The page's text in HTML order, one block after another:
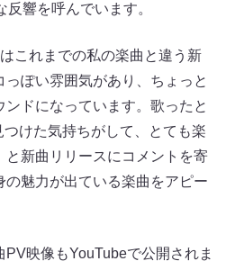
響を呼んでいます。
これまでの私の楽曲と違う新
っぽい雰囲気があり、ちょっと
ドになっています。歌ったと
けた気持ちがして、とても楽
と新曲リリースにコメントを寄
魅力が出ている楽曲をアピー
映像もYouTubeで公開されま